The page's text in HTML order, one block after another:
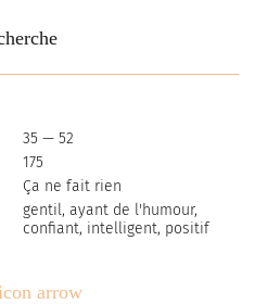
35 — 52
175
Ça ne fait rien
gentil, ayant de l'humour,
confiant, intelligent, positif